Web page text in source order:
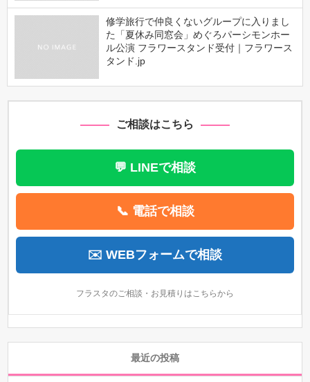
修学旅行で仲良くないグループに入りまし
た「夏休み同窓会」めぐろパーシモンホー
ル公演 フラワースタンド受付｜フラワース
タンド.jp
ご相談はこちら
💬 LINEで相談
📞 電話で相談
✉️ WEBフォームで相談
フラスタのご相談・お見積りはこちらから
最近の投稿